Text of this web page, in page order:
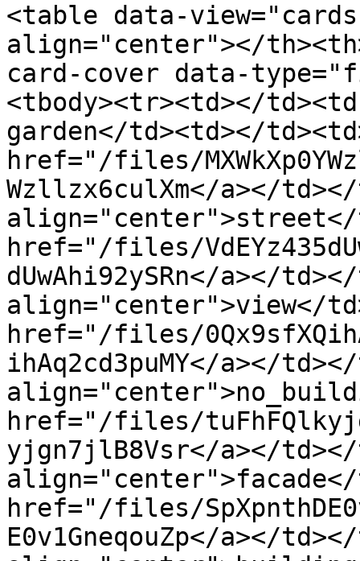
<table data-
align="center"></
card-cover data-
<tbody><tr><td></
garden</td><td></
href="/files/
Wzllzx6culXm</a></
align="center">street</
href="/files/
dUwAhi92ySRn</a></
align="center">view</
href="/files/
ihAq2cd3puMY</a></
href="/files/
yjgn7jlB8Vsr</a></
href="/files/
E0v1GneqouZp</a></